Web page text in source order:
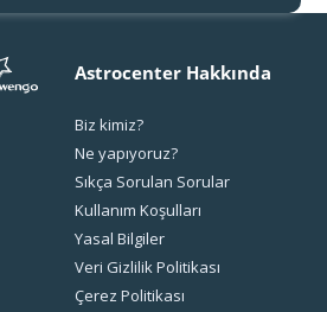
Astrocenter Hakkında
Biz kimiz?
Ne yapıyoruz?
Sıkça Sorulan Sorular
Kullanım Koşulları
Yasal Bilgiler
Veri Gizlilik Politikası
Çerez Politikası